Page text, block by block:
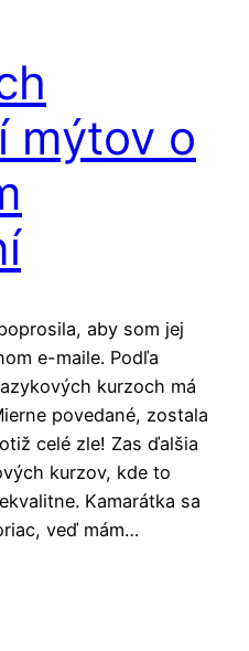
mýtov o
aby som jej
e-maile. Podľa
kurzoch má
povedané, zostala
celé zle! Zas ďalšia
kurzov, kde to
Kamarátka sa
veď mám…